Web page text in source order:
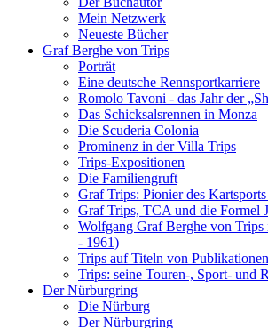
Mein Netzwerk
Neueste Bücher
Graf Berghe von Trips
Porträt
Eine deutsche Rennsportkarriere
Romolo Tavoni - das Jahr der
Das Schicksalsrennen in Monza
Die Scuderia Colonia
Prominenz in der Villa Trips
Trips-Expositionen
Die Familiengruft
Graf Trips: Pionier des
Graf Trips, TCA und die Formel
Wolfgang Graf Berghe von
- 1961)
Trips auf Titeln von
Trips: seine Touren-, Sport- und
Der Nürburgring
Die Nürburg
Der Nürburgring